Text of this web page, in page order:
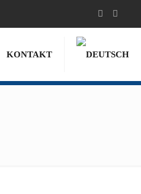
KONTAKT